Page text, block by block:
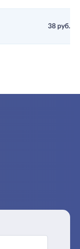
38 руб.